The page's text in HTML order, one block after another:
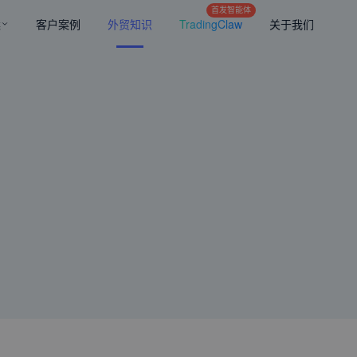
客户案例 外贸知识 TradingClaw
首发智能体
关于我们